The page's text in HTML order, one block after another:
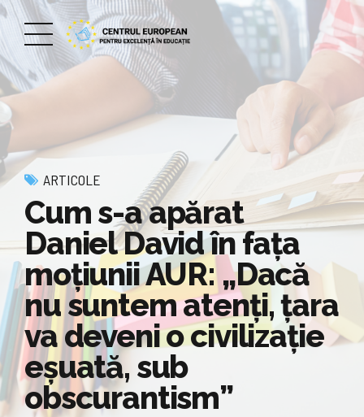
ARTICOLE
Cum s-a apărat
Daniel David în fața
moțiunii AUR: „Dacă
nu suntem atenţi, ţara
va deveni o civilizaţie
eşuată, sub
obscurantism”